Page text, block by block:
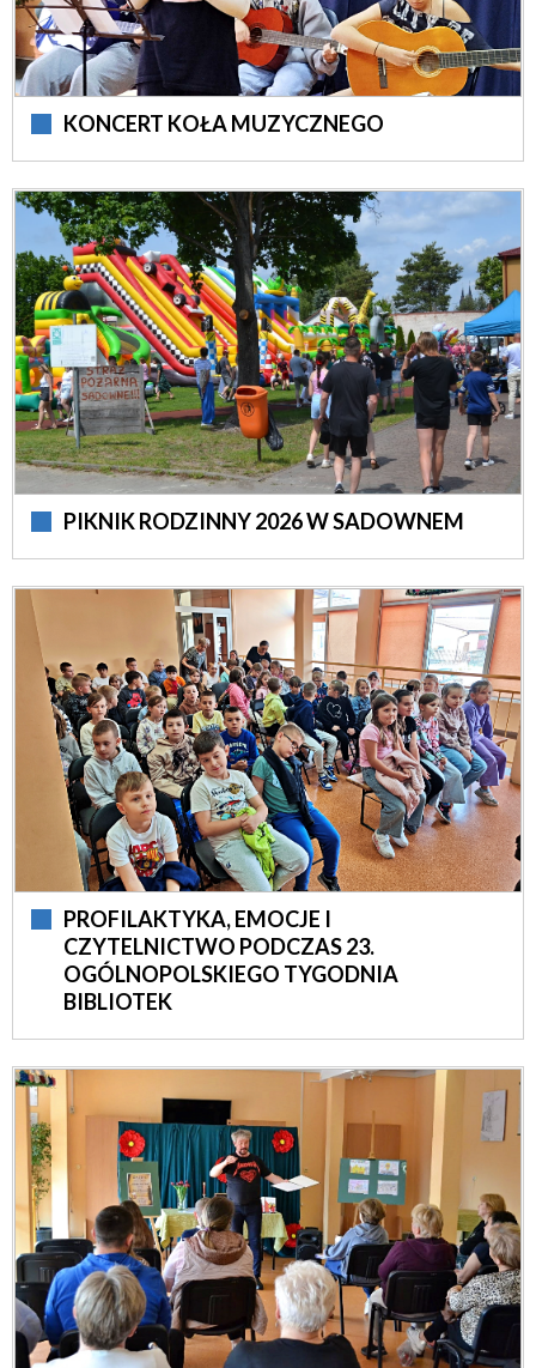
KONCERT KOŁA MUZYCZNEGO
PIKNIK RODZINNY 2026 W SADOWNEM
PROFILAKTYKA, EMOCJE I
CZYTELNICTWO PODCZAS 23.
OGÓLNOPOLSKIEGO TYGODNIA
BIBLIOTEK